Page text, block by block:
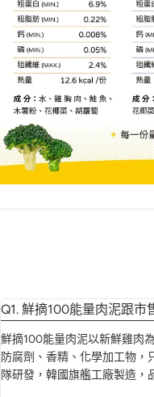
Q1. 鮮摘100能量肉泥跟市
鮮摘100能量肉泥以新鮮雞肉
防腐劑、香精、化學加工物，
隊研發，韓國旗艦工廠製造，